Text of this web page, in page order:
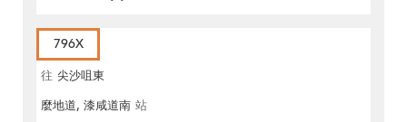
796X
往 尖沙咀東
麼地道, 漆咸道南 站